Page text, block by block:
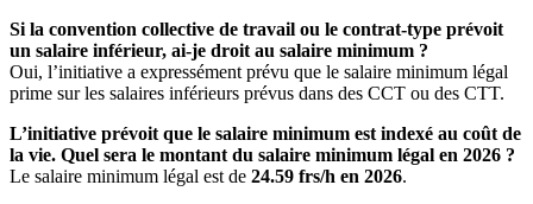
Si la convention collective de travail ou le contrat-type prévoit
un salaire inférieur, ai-je droit au salaire minimum ?
Oui, l’initiative a expressément prévu que le salaire minimum légal
prime sur les salaires inférieurs prévus dans des CCT ou des CTT.
L’initiative prévoit que le salaire minimum est indexé au coût de
la vie. Quel sera le montant du salaire minimum légal en 2026 ?
Le salaire minimum légal est de 24.59 frs/h en 2026.